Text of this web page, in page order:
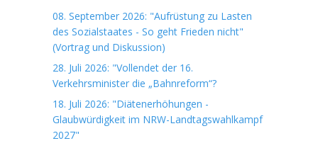
08. September 2026: "Aufrüstung zu Lasten
des Sozialstaates - So geht Frieden nicht"
(Vortrag und Diskussion)
28. Juli 2026: "Vollendet der 16.
Verkehrsminister die „Bahnreform“?
18. Juli 2026: "Diätenerhöhungen -
Glaubwürdigkeit im NRW-Landtagswahlkampf
2027"